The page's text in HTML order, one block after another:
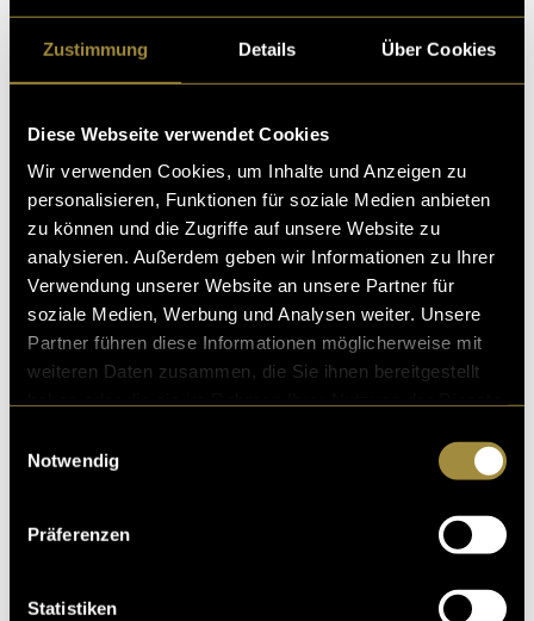
Zustimmung Details Über Cookies
Diese Webseite verwendet Cookies
Wir verwenden Cookies, um Inhalte und Anzeigen zu
personalisieren, Funktionen für soziale Medien anbieten
zu können und die Zugriffe auf unsere Website zu
analysieren. Außerdem geben wir Informationen zu Ihrer
Verwendung unserer Website an unsere Partner für
soziale Medien, Werbung und Analysen weiter. Unsere
Partner führen diese Informationen möglicherweise mit
weiteren Daten zusammen, die Sie ihnen bereitgestellt
Notwendig
Präferenzen
Statistiken
(mmi)
Kritik